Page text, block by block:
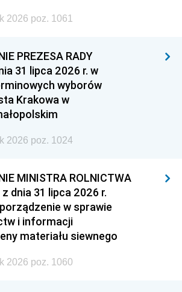
2026 poz. 1061
PREZESA RADY
31 lipca 2026 r. w
wyborów
Krakowa w
2026 poz. 1024
MINISTRA ROLNICTWA
z dnia 31 lipca 2026 r.
w sprawie
i informacji
materiału siewnego
2026 poz. 1060